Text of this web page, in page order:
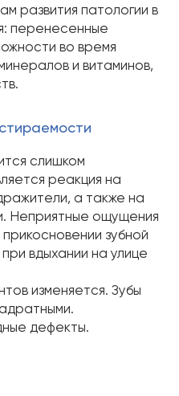
развития патологии в
перенесенные
во время
и витаминов,
слишком
реакция на
а также на
Неприятные ощущения
зубной
вдыхании на улице
изменяется. Зубы
дефекты.